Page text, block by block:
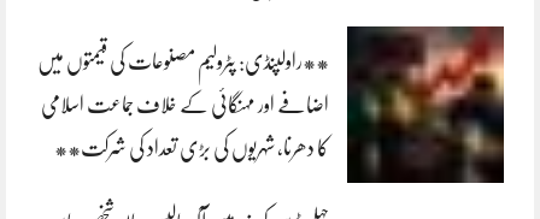
**راولپنڈی: پٹرولیم مصنوعات کی قیمتوں میں
اضافے اور مہنگائی کے خلاف جماعت اسلامی
کا دھرنا، شہریوں کی بڑی تعداد کی شرکت**